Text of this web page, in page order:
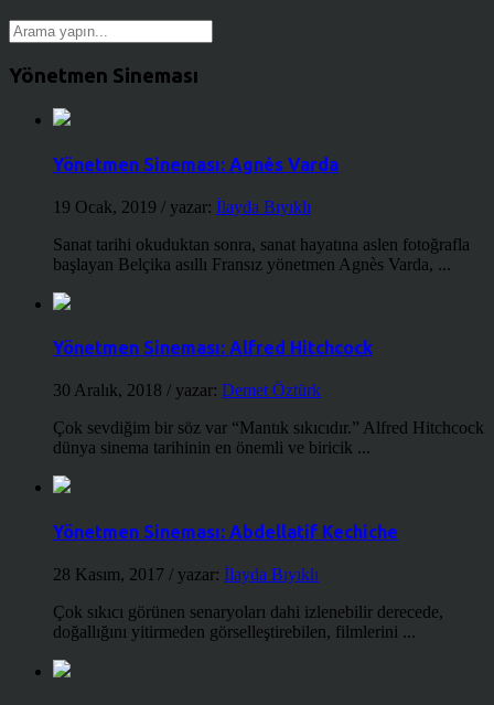
Yönetmen Sineması
Yönetmen Sineması: Agnès Varda
19 Ocak, 2019 / yazar: İlayda Bıyıklı
Sanat tarihi okuduktan sonra, sanat hayatına aslen fotoğrafla
başlayan Belçika asıllı Fransız yönetmen Agnès Varda, ...
Yönetmen Sineması: Alfred Hitchcock
30 Aralık, 2018 / yazar: Demet Öztürk
Çok sevdiğim bir söz var “Mantık sıkıcıdır.” Alfred Hitchcock
dünya sinema tarihinin en önemli ve biricik ...
Yönetmen Sineması: Abdellatif Kechiche
28 Kasım, 2017 / yazar: İlayda Bıyıklı
Çok sıkıcı görünen senaryoları dahi izlenebilir derecede,
doğallığını yitirmeden görselleştirebilen, filmlerini ...